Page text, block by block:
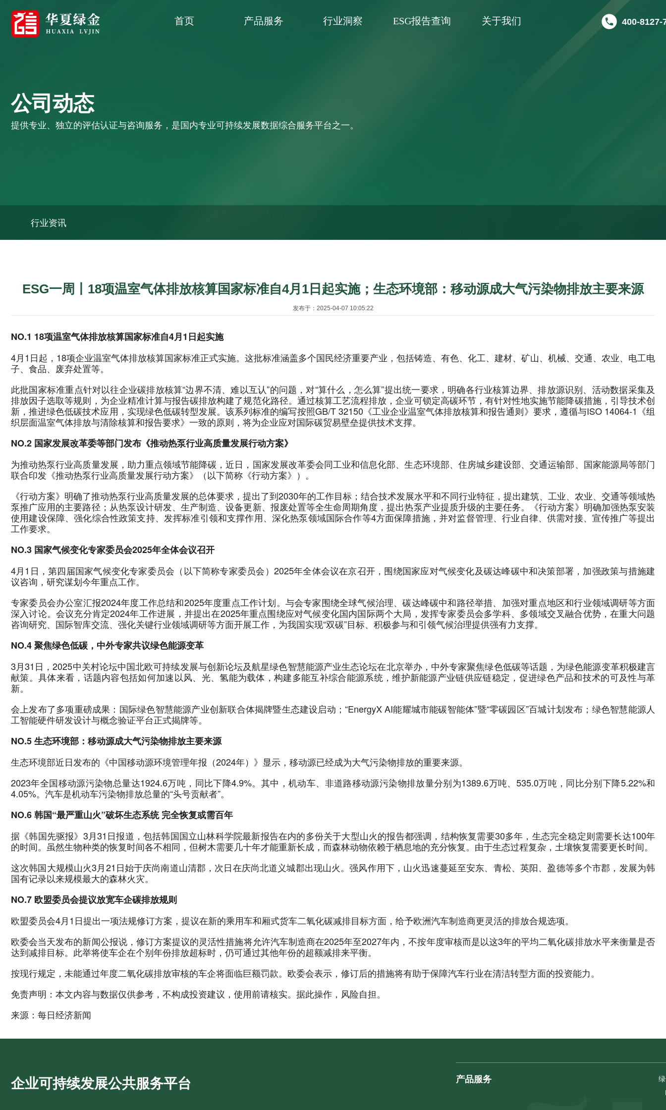
首页 产品服务 行业洞察 ESG报告查询 关于我们 400-8127-
公司动态
提供专业、独立的评估认证与咨询服务，是国内专业可持续发展数据综合服务平台之一。
ESG一周丨18项温室气体排放核算国家标准自4月1日起实施；生态环境部：移动源成大气污染物排放主要来源
发布于：2025-04-07 10:05:22
NO.1 18项温室气体排放核算国家标准自4月1日起实施
4月1日起，18项企业温室气体排放核算国家标准正式实施。这批标准涵盖多个国民经济重要产业，包括铸造、有色、化工、建材、矿山、机械、交通、农业、电工电
子、食品、废弃处置等。
此批国家标准重点针对以往企业碳排放核算“边界不清、难以互认”的问题，对“算什么，怎么算”提出统一要求，明确各行业核算边界、排放源识别、活动数据采集及
排放因子选取等规则，为企业精准计算与报告碳排放构建了规范化路径。通过核算工艺流程排放，企业可锁定高碳环节，有针对性地实施节能降碳措施，引导技术创
新，推进绿色低碳技术应用，实现绿色低碳转型发展。该系列标准的编写按照GB/T 32150《工业企业温室气体排放核算和报告通则》要求，遵循与ISO 14064-1《组
织层面温室气体排放与清除核算和报告要求》一致的原则，将为企业应对国际碳贸易壁垒提供技术支撑。
NO.2 国家发展改革委等部门发布《推动热泵行业高质量发展行动方案》
为推动热泵行业高质量发展，助力重点领域节能降碳，近日，国家发展改革委会同工业和信息化部、生态环境部、住房城乡建设部、交通运输部、国家能源局等部门
联合印发《推动热泵行业高质量发展行动方案》（以下简称《行动方案》）。
《行动方案》明确了推动热泵行业高质量发展的总体要求，提出了到2030年的工作目标；结合技术发展水平和不同行业特征，提出建筑、工业、农业、交通等领域热
泵推广应用的主要路径；从热泵设计研发、生产制造、设备更新、报废处置等全生命周期角度，提出热泵产业提质升级的主要任务。《行动方案》明确加强热泵安装
使用建设保障、强化综合性政策支持、发挥标准引领和支撑作用、深化热泵领域国际合作等4方面保障措施，并对监督管理、行业自律、供需对接、宣传推广等提出
工作要求。
NO.3 国家气候变化专家委员会2025年全体会议召开
4月1日，第四届国家气候变化专家委员会（以下简称专家委员会）2025年全体会议在京召开，围绕国家应对气候变化及碳达峰碳中和决策部署，加强政策与措施建
议咨询，研究谋划今年重点工作。
专家委员会办公室汇报2024年度工作总结和2025年度重点工作计划。与会专家围绕全球气候治理、碳达峰碳中和路径举措、加强对重点地区和行业领域调研等方面
深入讨论。会议充分肯定2024年工作进展，并提出在2025年重点围绕应对气候变化国内国际两个大局，发挥专家委员会多学科、多领域交叉融合优势，在重大问题
咨询研究、国际智库交流、强化关键行业领域调研等方面开展工作，为我国实现“双碳”目标、积极参与和引领气候治理提供强有力支撑。
NO.4 聚焦绿色低碳，中外专家共议绿色能源变革
3月31日，2025中关村论坛中国北欧可持续发展与创新论坛及航星绿色智慧能源产业生态论坛在北京举办，中外专家聚焦绿色低碳等话题，为绿色能源变革积极建言
献策。具体来看，话题内容包括如何加速以风、光、氢能为载体，构建多能互补综合能源系统，维护新能源产业链供应链稳定，促进绿色产品和技术的可及性与革
新。
会上发布了多项重磅成果：国际绿色智慧能源产业创新联合体揭牌暨生态建设启动；“EnergyX AI能耀城市能碳智能体”暨“零碳园区”百城计划发布；绿色智慧能源人
工智能硬件研发设计与概念验证平台正式揭牌等。
NO.5 生态环境部：移动源成大气污染物排放主要来源
生态环境部近日发布的《中国移动源环境管理年报（2024年）》显示，移动源已经成为大气污染物排放的重要来源。
2023年全国移动源污染物总量达1924.6万吨，同比下降4.9%。其中，机动车、非道路移动源污染物排放量分别为1389.6万吨、535.0万吨，同比分别下降5.22%和
4.05%。汽车是机动车污染物排放总量的“头号贡献者”。
NO.6韩国“最严重山火”破坏生态系统 完全恢复或需百年
据《韩国先驱报》3月31日报道，包括韩国国立山林科学院最新报告在内的多份关于大型山火的报告都强调，结构恢复需要30多年，生态完全稳定则需要长达100年
的时间。虽然生物种类的恢复时间各不相同，但树木需要几十年才能重新长成，而森林动物依赖于栖息地的充分恢复。由于生态过程复杂，土壤恢复需要更长时间。
这次韩国大规模山火3月21日始于庆尚南道山清郡，次日在庆尚北道义城郡出现山火。强风作用下，山火迅速蔓延至安东、青松、英阳、盈德等多个市郡，发展为韩
国有记录以来规模最大的森林火灾。
NO.7 欧盟委员会提议放宽车企碳排放规则
欧盟委员会4月1日提出一项法规修订方案，提议在新的乘用车和厢式货车二氧化碳减排目标方面，给予欧洲汽车制造商更灵活的排放合规选项。
欧委会当天发布的新闻公报说，修订方案提议的灵活性措施将允许汽车制造商在2025年至2027年内，不按年度审核而是以这3年的平均二氧化碳排放水平来衡量是否
达到减排目标。此举将使车企在个别年份排放超标时，仍可通过其他年份的超额减排来平衡。
按现行规定，未能通过年度二氧化碳排放审核的车企将面临巨额罚款。欧委会表示，修订后的措施将有助于保障汽车行业在清洁转型方面的投资能力。
免责声明：本文内容与数据仅供参考，不构成投资建议，使用前请核实。据此操作，风险自担。
来源： 每日经济新闻
行业资讯
企业可持续发展公共服务平台 产品服务